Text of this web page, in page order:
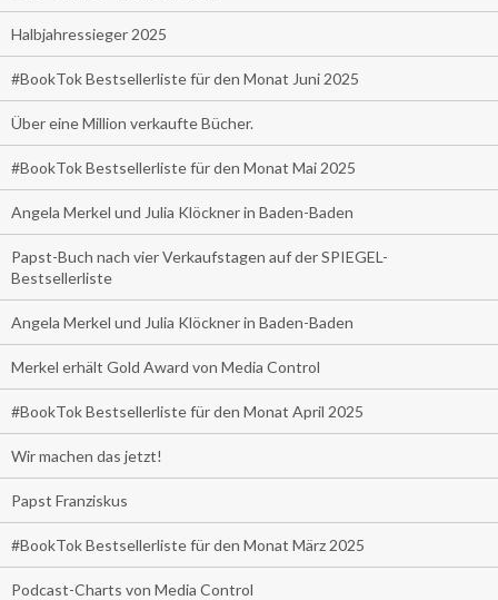
Halbjahressieger 2025
#BookTok Bestsellerliste für den Monat Juni 2025
Über eine Million verkaufte Bücher.
#BookTok Bestsellerliste für den Monat Mai 2025
Angela Merkel und Julia Klöckner in Baden-Baden
Papst-Buch nach vier Verkaufstagen auf der SPIEGEL-
Bestsellerliste
Angela Merkel und Julia Klöckner in Baden-Baden
Merkel erhält Gold Award von Media Control
#BookTok Bestsellerliste für den Monat April 2025
Wir machen das jetzt!
Papst Franziskus
#BookTok Bestsellerliste für den Monat März 2025
Podcast-Charts von Media Control